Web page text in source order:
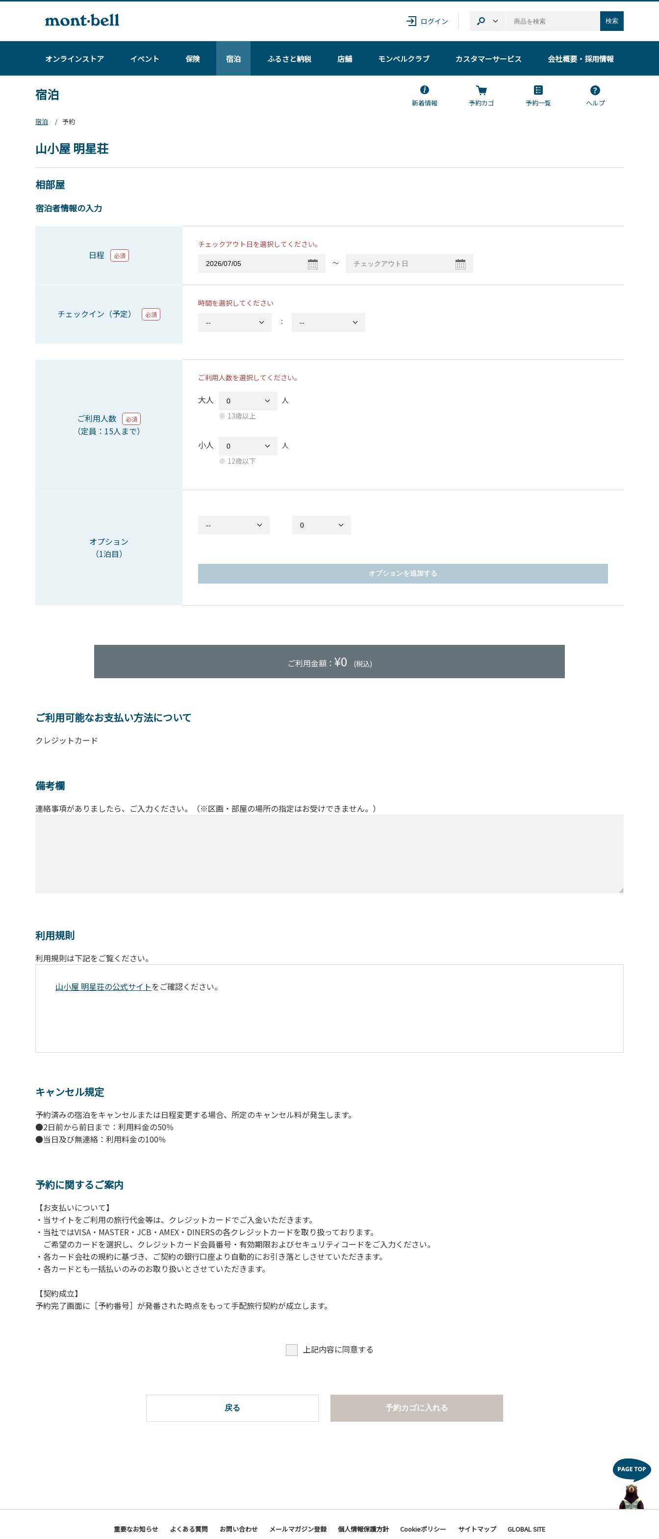
ログイン 検索
オンラインストア イベント 保険 宿泊 ふるさと納税 店舗 モンベルクラブ カスタマーサービス 会社概要・採用情報
宿泊
新着情報 予約カゴ 予約一覧
ヘルプ
宿泊
予約
山小屋 明星荘
相部屋
宿泊者情報の入力
日程 必須
チェックアウト日を選択してください。
〜
チェックイン（予定） 必須
時間を選択してください
：
ご利用人数 必須
（定員：15人まで）
ご利用人数を選択してください。
大人
人
13歳以上
小人
人
12歳以下
オプション
（1泊目）
オプションを追加する
ご利用金額： ¥0 (税込)
ご利用可能なお支払い方法について
クレジットカード
備考欄
連絡事項がありましたら、ご入力ください。（※区画・部屋の場所の指定はお受けできません。）
利用規則
利用規則は下記をご覧ください。
山小屋 明星荘の公式サイトをご確認ください。
キャンセル規定
予約済みの宿泊をキャンセルまたは日程変更する場合、所定のキャンセル料が発生します。
●2日前から前日まで：利用料金の50％
●当日及び無連絡：利用料金の100％
予約に関するご案内
【お支払いについて】
・当サイトをご利用の旅行代金等は、クレジットカードでご入金いただきます。
・当社ではVISA・MASTER・JCB・AMEX・DINERSの各クレジットカードを取り扱っております。
ご希望のカードを選択し、クレジットカード会員番号・有効期限およびセキュリティコードをご入力ください。
・各カード会社の規約に基づき、ご契約の銀行口座より自動的にお引き落としさせていただきます。
・各カードとも一括払いのみのお取り扱いとさせていただきます。
【契約成立】
予約完了画面に［予約番号］が発番された時点をもって手配旅行契約が成立します。
上記内容に同意する
戻る 予約カゴに入れる
重要なお知らせ よくある質問 お問い合わせ メールマガジン登録 個人情報保護方針 Cookieポリシー サイトマップ GLOBAL SITE